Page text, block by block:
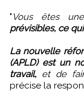
" Vous êtes
prévisibles, ce
La nouvelle
(APLD) est un
travail,et de
précise la